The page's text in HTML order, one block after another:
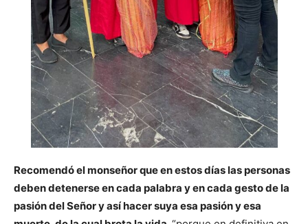
Recomendó el monseñor que en estos días las personas
deben detenerse en cada palabra y en cada gesto de la
pasión del Señor y así hacer suya esa pasión y esa